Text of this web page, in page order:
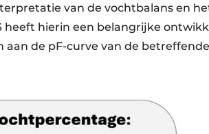
van de vochtbalans en
heeft hierin een belangrijke
aan de pF-curve van de